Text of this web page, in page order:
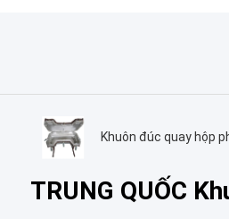
Khuôn đúc quay hộp
TRUNG QUỐC